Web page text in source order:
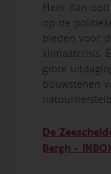
Meer dan
op de
bieden voor
klimaatcrisis.
grote
bouwstenen
De
Bergh - INBO)